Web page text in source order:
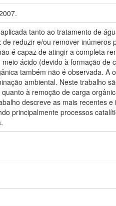
tanto ao tratamento de
reduzir e/ou remover
é capaz de atingir a completa
ácido (devido à formação
também não é observada.
ambiental. Neste trabalho
à remoção de carga
descreve as mais recentes
principalmente processos